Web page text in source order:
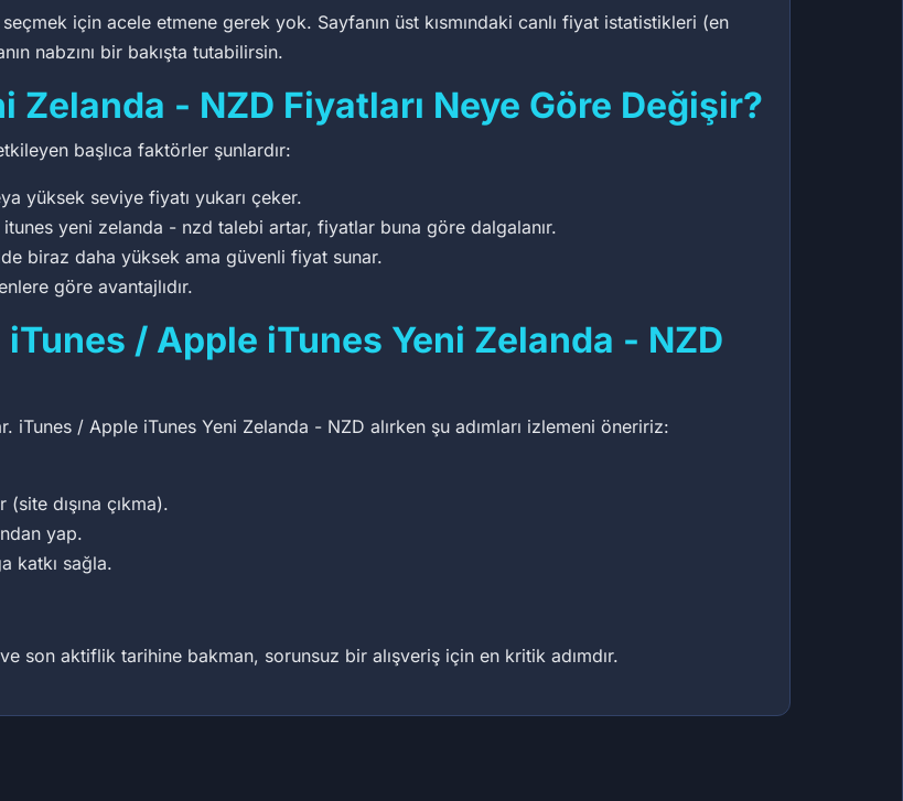
için acele etmene gerek yok. Sayfanın üst kısmındaki canlı fiyat istatistikleri (en
nabzını bir bakışta tutabilirsin.
Zelanda - NZD Fiyatları Neye Göre Değişir?
başlıca faktörler şunlardır:
yüksek seviye fiyatı yukarı çeker.
yeni zelanda - nzd talebi artar, fiyatlar buna göre dalgalanır.
biraz daha yüksek ama güvenli fiyat sunar.
göre avantajlıdır.
/ Apple iTunes Yeni Zelanda - NZD
iTunes / Apple iTunes Yeni Zelanda - NZD alırken şu adımları izlemeni öneririz:
dışına çıkma).
yap.
katkı sağla.
ve son aktiflik tarihine bakman, sorunsuz bir alışveriş için en kritik adımdır.